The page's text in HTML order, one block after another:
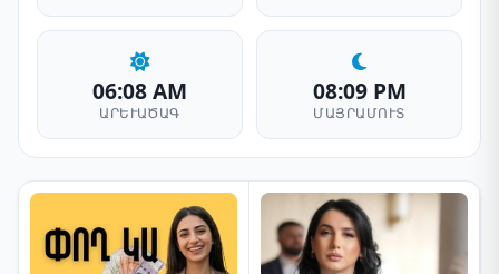
06:08 AM
ԱՐԵՒԱԾԱԳ
08:09 PM
ՄԱՅՐԱՄՈՒՏ